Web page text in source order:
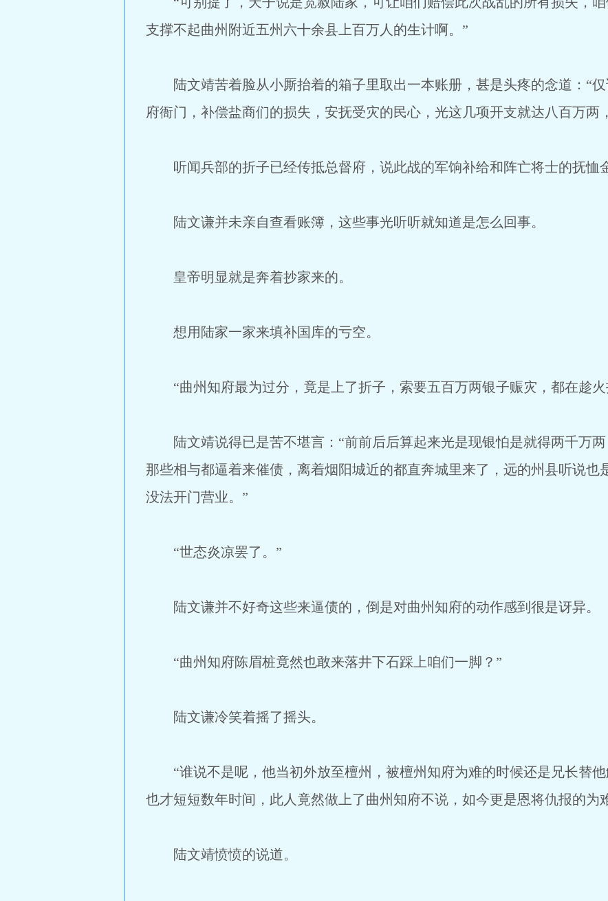
支撑不起曲州附近五州六十余县上百万人的生计啊。”
陆文靖苦着脸从小厮抬着的箱子里取出一本账册，甚是头疼的念道：“仅
府衙门，补偿盐商们的损失，安抚受灾的民心，光这几项开支就达八百万两，
听闻兵部的折子已经传抵总督府，说此战的军饷补给和阵亡将士的抚恤
陆文谦并未亲自查看账簿，这些事光听听就知道是怎么回事。
皇帝明显就是奔着抄家来的。
想用陆家一家来填补国库的亏空。
“曲州知府最为过分，竟是上了折子，索要五百万两银子赈灾，都在趁火
陆文靖说得已是苦不堪言：“前前后后算起来光是现银怕是就得两千万两
那些相与都逼着来催债，离着烟阳城近的都直奔城里来了，远的州县听说也
没法开门营业。”
“世态炎凉罢了。”
陆文谦并不好奇这些来逼债的，倒是对曲州知府的动作感到很是讶异。
“曲州知府陈眉桩竟然也敢来落井下石踩上咱们一脚？”
陆文谦冷笑着摇了摇头。
“谁说不是呢，他当初外放至檀州，被檀州知府为难的时候还是兄长替他
也才短短数年时间，此人竟然做上了曲州知府不说，如今更是恩将仇报的为
陆文靖愤愤的说道。